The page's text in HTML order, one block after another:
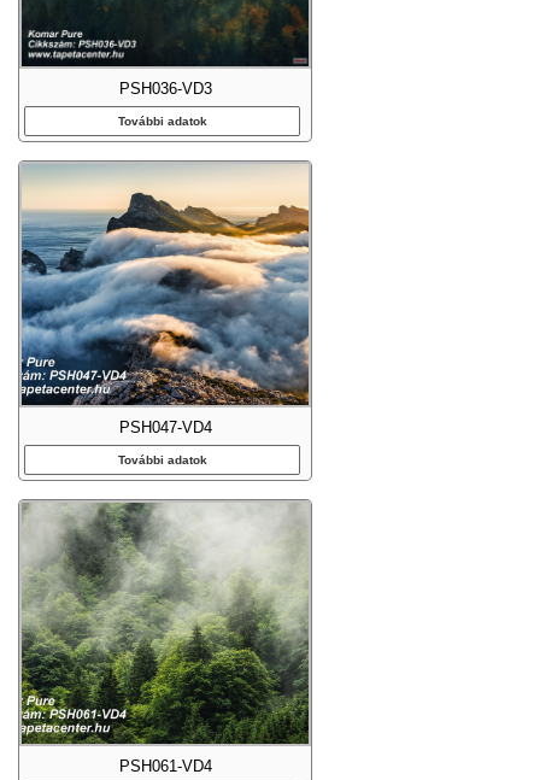
PSH036-VD3
További adatok
PSH047-VD4
További adatok
PSH061-VD4